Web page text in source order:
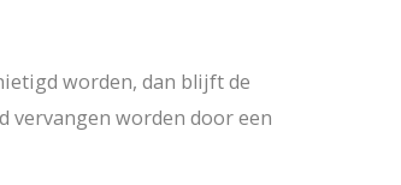
worden, dan blijft de
vervangen worden door een